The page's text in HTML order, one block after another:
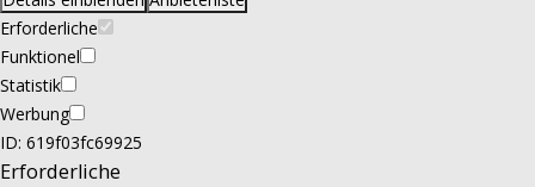
Erforderliche
Funktionel
Statistik
Werbung
ID: 619f03fc69925
Erforderliche